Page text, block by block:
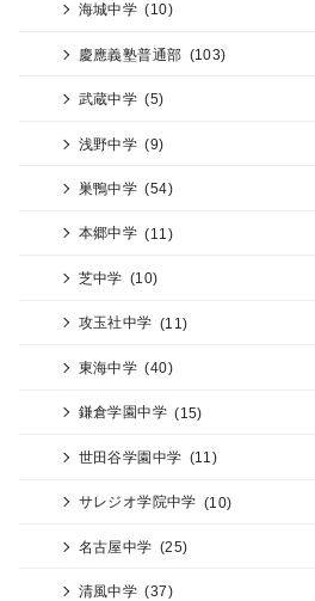
海城中学 (10)
慶應義塾普通部 (103)
武蔵中学 (5)
浅野中学 (9)
巣鴨中学 (54)
本郷中学 (11)
芝中学 (10)
攻玉社中学 (11)
東海中学 (40)
鎌倉学園中学 (15)
世田谷学園中学 (11)
サレジオ学院中学 (10)
名古屋中学 (25)
清風中学 (37)